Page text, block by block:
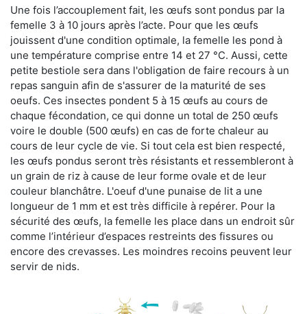
Une fois l’accouplement fait, les œufs sont pondus par la
femelle 3 à 10 jours après l’acte. Pour que les œufs
jouissent d'une condition optimale, la femelle les pond à
une température comprise entre 14 et 27 °C. Aussi, cette
petite bestiole sera dans l'obligation de faire recours à un
repas sanguin afin de s'assurer de la maturité de ses
oeufs. Ces insectes pondent 5 à 15 œufs au cours de
chaque fécondation, ce qui donne un total de 250 œufs
voire le double (500 œufs) en cas de forte chaleur au
cours de leur cycle de vie. Si tout cela est bien respecté,
les œufs pondus seront très résistants et ressembleront à
un grain de riz à cause de leur forme ovale et de leur
couleur blanchâtre. L'oeuf d'une punaise de lit a une
longueur de 1 mm et est très difficile à repérer. Pour la
sécurité des œufs, la femelle les place dans un endroit sûr
comme l’intérieur d’espaces restreints des fissures ou
encore des crevasses. Les moindres recoins peuvent leur
servir de nids.